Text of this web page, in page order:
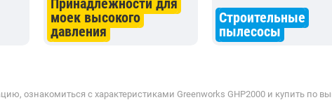
Принадлежности для
моек высокого
давления
Строительные
пылесосы
ознакомиться с характеристиками Greenworks GHP2000 и купить по